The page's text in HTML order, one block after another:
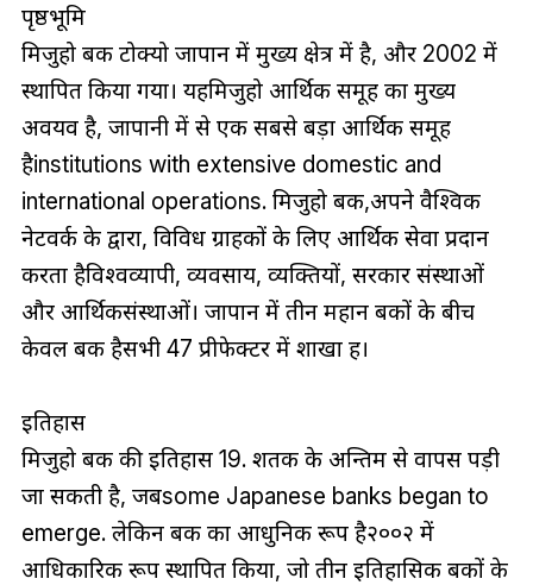
पृष्ठभूमि
मिजुहो बैंक टोक्यो जापान में मुख्य क्षेत्र में है, और 2002 में
स्थापित किया गया। यहमिजुहो आर्थिक समूह का मुख्य
अवयव है, जापानी में से एक सबसे बड़ा आर्थिक समूह
हैinstitutions with extensive domestic and
international operations. मिजुहो बैंक,अपने वैश्विक
नेटवर्क के द्वारा, विविध ग्राहकों के लिए आर्थिक सेवा प्रदान
करता हैविश्वव्यापी, व्यवसाय, व्यक्तियों, सरकार संस्थाओं
और आर्थिकसंस्थाओं। जापान में तीन महान बैंकों के बीच
केवल बैंक हैसभी 47 प्रीफेक्टर में शाखा हैं।
इतिहास
मिजुहो बैंक की इतिहास 19. शतक के अन्तिम से वापस पड़ी
जा सकती है, जबsome Japanese banks began to
emerge. लेकिन बैंक का आधुनिक रूप है२००२ में
आधिकारिक रूप स्थापित किया, जो तीन इतिहासिक बैंकों के